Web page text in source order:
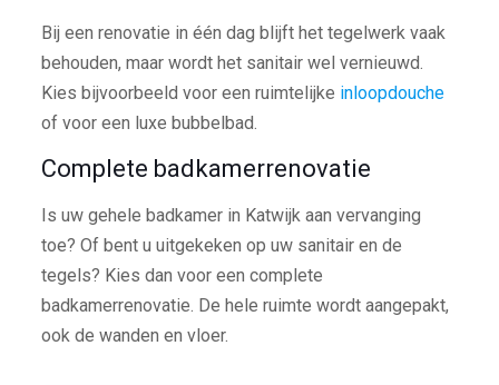
Bij een renovatie in één dag blijft het tegelwerk vaak
behouden, maar wordt het sanitair wel vernieuwd.
Kies bijvoorbeeld voor een ruimtelijke inloopdouche
of voor een luxe bubbelbad.
Complete badkamerrenovatie
Is uw gehele badkamer in Katwijk aan vervanging
toe? Of bent u uitgekeken op uw sanitair en de
tegels? Kies dan voor een complete
badkamerrenovatie. De hele ruimte wordt aangepakt,
ook de wanden en vloer.